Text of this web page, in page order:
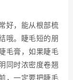
好，能从根部梳
哦。睫毛短的朋
毛膏，如果睫毛
同时浓密度卷翘
，一定要把睫毛